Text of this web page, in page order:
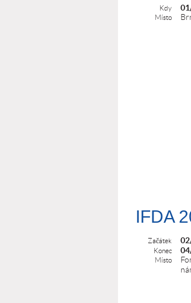
Kdy
Místo
IFDA
Začátek
Konec
Místo